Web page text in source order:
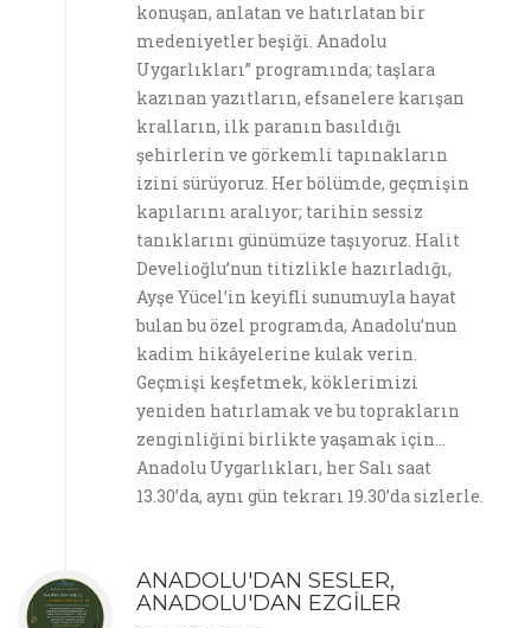
konuşan, anlatan ve hatırlatan bir
medeniyetler beşiği. Anadolu
Uygarlıkları” programında; taşlara
kazınan yazıtların, efsanelere karışan
kralların, ilk paranın basıldığı
şehirlerin ve görkemli tapınakların
izini sürüyoruz. Her bölümde, geçmişin
kapılarını aralıyor; tarihin sessiz
tanıklarını günümüze taşıyoruz. Halit
Develioğlu’nun titizlikle hazırladığı,
Ayşe Yücel’in keyifli sunumuyla hayat
bulan bu özel programda, Anadolu’nun
kadim hikâyelerine kulak verin.
Geçmişi keşfetmek, köklerimizi
yeniden hatırlamak ve bu toprakların
zenginliğini birlikte yaşamak için…
Anadolu Uygarlıkları, her Salı saat
13.30’da, aynı gün tekrarı 19.30’da sizlerle.
ANADOLU'DAN SESLER,
ANADOLU'DAN EZGİLER